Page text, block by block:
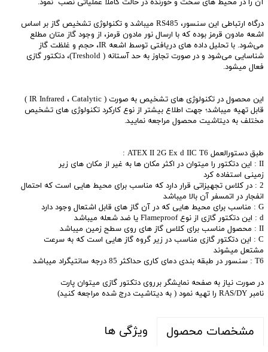
آن را در محیط های سخت و خورنده در حالت کاملا عملیاتی نصب نمود.
درگاه ارتباطی این سنسور، RS485 میباشد و تکنولوژی تشخیص گاز بر اساس
اشعه مادون قرمز بوده که با ارسال نور مادون قرمز، از وجود گاز متان مطلع
می‌شود. با تحلیل داده های دریافتی توسط اشعه IR، حجم و غلظت گاز
شناسایی می‌شود و در صورت تجاوز به حد آستانه ( Treshold)، دتکتور گازی
فعال میشود.
این محصول در تکنولوژی های تشخیص به صورت ( IR Infrared ، Catalytic )
قابل تهیه میباشد؛ جهت اطلاع بیشتر از نوع کارکرد تکنولوژی های تشخیص
مختلف به دیتاشیت محصول مراجعه نمایید.
طبق دستورالعمل ATEX II 2G Ex d IIC T6 :
II : این دتکتور را میتوان در اکثر مکان ها به غیر از مکان های زیر
زمینی استفاده کرد
2 : در کلاس تجهیزاتی قرار دارد که مناسب برای محیط هایی است که احتمال
انفجار در اتمسفر آن بالا میباشد
G : مناسب برای محیط هایی که در آن گاز های قابل اشتعال وجود دارد
d : این دتکتور گازی از نوع Flameproof یا ضد شعله میباشد
II : محصول مناسب برای کلاس گاز های روی سطح زمین میباشد
C : این دتکتور گازی مناسب در زیر گروه گاز هایی است که به سرعت
مشتعل میشوند
T6 : سنسور در طبقه بندی دمای کاری حداکثر 85 درجه سانتیگراد میباشد
در صورت نیاز به صفحه نمایشگر برروی دتکتور گازی میتوان پارت
نامبر RAS/DY را تهیه نمود ( به دیتاشیت درج شده مراجعه کنید)
مشخصات محصول
ویژگی ها